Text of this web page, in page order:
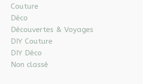
Couture
Déco
Découvertes & Voyages
DIY Couture
DIY Déco
Non classé